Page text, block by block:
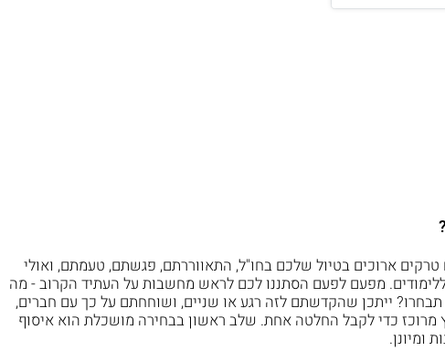
ארוכים בטיול שלכם בחו"ל, התאווררתם, פגשתם, טעמתם, ואולי
מפעם לפעם הסתננו לכם לראש מחשבות על העתיד הקרוב - מה
תבחרו? ייתכן שהקדשתם לזה רגע או שניים, ושוחחתם על כך עם חברים,
כדי לקבל החלטה אחת. שלב ראשון בבחירה מושכלת הוא איסוף
ומיונן.